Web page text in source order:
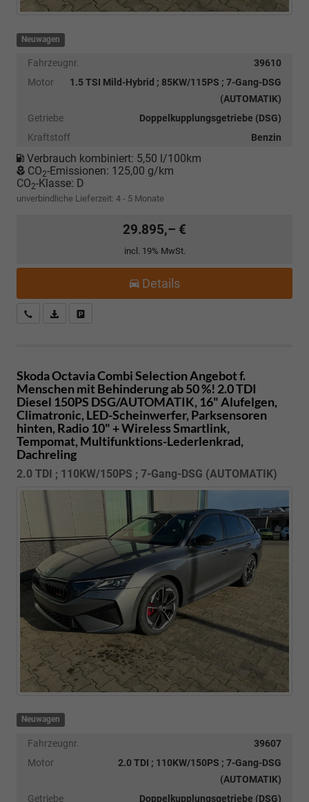
Neuwagen
Fahrzeugnr.
39610
Motor
1.5 TSI Mild-Hybrid ; 85KW/115PS ; 7-Gang-DSG
(AUTOMATIK)
Getriebe
Doppelkupplungsgetriebe (DSG)
Kraftstoff
Benzin
Verbrauch kombiniert: 5,50 l/100km
CO2-Emissionen: 125,00 g/km
CO2-Klasse: D
unverbindliche Lieferzeit: 4 - 5 Monate
29.895,– €
incl. 19% MwSt.
Details
Kostenloser Rückruf-Service
PDF-Datei, Fahrzeugexposé drucken
Skoda Octavia CombiSelection Angebot f.
Menschen mit Behinderung ab 50 %! 2.0 TDI
Diesel 150PS DSG/AUTOMATIK, 16" Alufelgen,
Climatronic, LED-Scheinwerfer, Parksensoren
hinten, Radio 10" + Wireless Smartlink,
Tempomat, Multifunktions-Lederlenkrad,
Dachreling
2.0 TDI ; 110KW/150PS ; 7-Gang-DSG (AUTOMATIK)
Neuwagen
Fahrzeugnr.
39607
Motor
2.0 TDI ; 110KW/150PS ; 7-Gang-DSG
(AUTOMATIK)
Getriebe
Doppelkupplungsgetriebe (DSG)